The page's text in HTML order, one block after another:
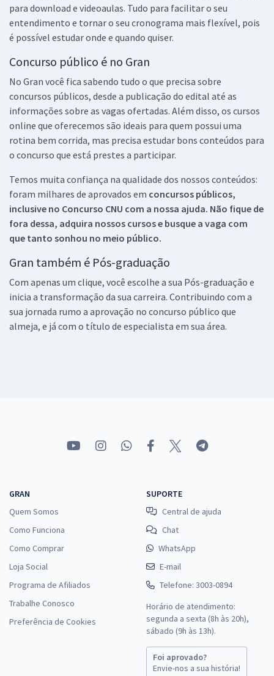
para download e videoaulas. Tudo para facilitar o seu
entendimento e tornar o seu cronograma mais flexível, pois
é possível estudar onde e quando quiser.
Concurso público é no Gran
No Gran você fica sabendo tudo o que precisa sobre
concursos públicos, desde a publicação do edital até as
informações sobre as vagas ofertadas. Além disso, os cursos
online que oferecemos são ideais para quem possui uma
rotina bem corrida, mas precisa estudar bons conteúdos para
o concurso que está prestes a participar.
Temos muita confiança na qualidade dos nossos conteúdos:
foram milhares de aprovados em concursos públicos,
inclusive no Concurso CNU com a nossa ajuda. Não fique de
fora dessa, adquira nossos cursos e busque a vaga com
que tanto sonhou no meio público.
Gran também é Pós-graduação
Com apenas um clique, você escolhe a sua Pós-graduação e
inicia a transformação da sua carreira. Contribuindo com a
sua jornada rumo a aprovação no concurso público que
almeja, e já com o título de especialista em sua área.
GRAN
Quem Somos
Como Funciona
Como Comprar
Loja Social
Programa de Afiliados
Trabalhe Conosco
Preferência de Cookies
SUPORTE
Central de ajuda
Chat
WhatsApp
E-mail
Telefone: 3003-0894
Horário de atendimento:
segunda a sexta (8h às 20h),
sábado (9h às 13h).
Foi aprovado?
Envie-nos a sua história!